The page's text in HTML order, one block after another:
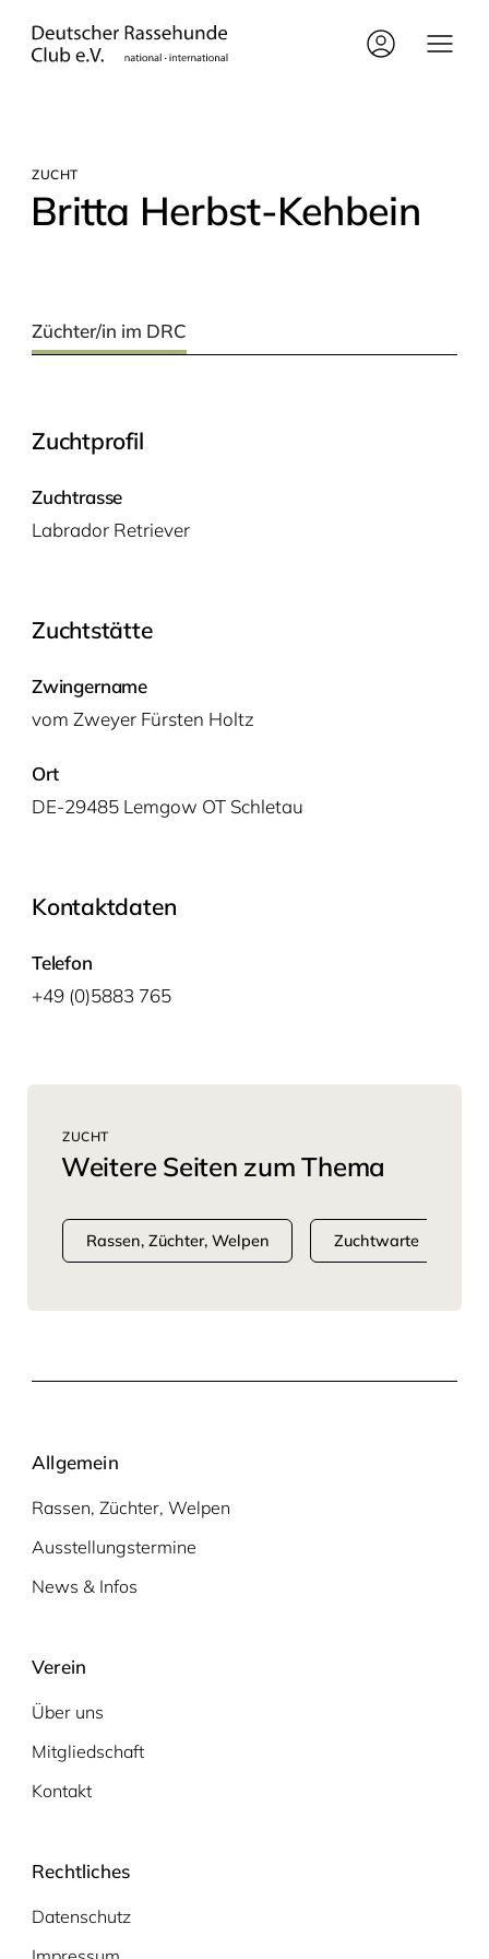
ZUCHT
Brit­ta Herbst-Kehbein
Züchter/in im DRC
Zuchtprofil
Zuchtrasse
Labra­dor Retriever
Zuchtstätte
Zwingername
vom Zwey­er Fürs­ten Holtz
Ort
DE-29485 Lemgow OT Schletau
Kontaktdaten
Telefon
+49 (0)5883 765
ZUCHT
Weitere Seiten zum Thema
Rassen, Züchter, Welpen Zuchtwarte
Allgemein
Rassen, Züchter, Welpen
Ausstellungstermine
News & Infos
Verein
Über uns
Mitgliedschaft
Kontakt
Rechtliches
Datenschutz